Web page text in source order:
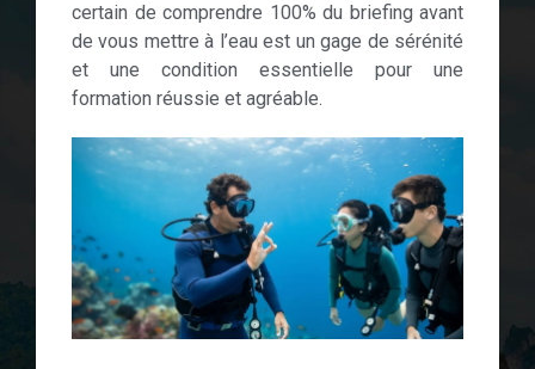
certain de comprendre 100% du briefing avant
de vous mettre à l’eau est un gage de sérénité
et une condition essentielle pour une
formation réussie et agréable.